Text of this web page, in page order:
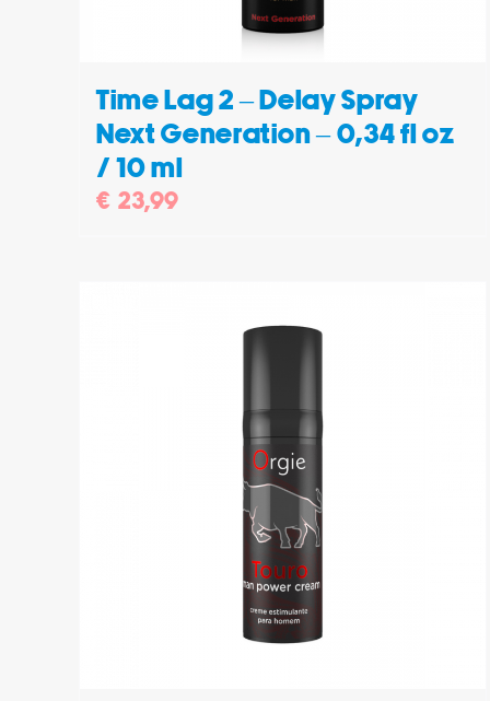
Time Lag 2 – Delay Spray
Next Generation – 0,34 fl oz
/ 10 ml
€ 23,99
TOEVOEGEN AAN WINKELWAGEN
DETAILS